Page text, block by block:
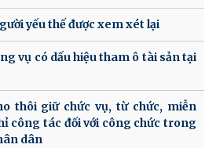
yếu thế được xem xét lại
vụ có dấu hiệu tham ô tài sản tại
thôi giữ chức vụ, từ chức, miễn
công tác đối với công chức trong
dân